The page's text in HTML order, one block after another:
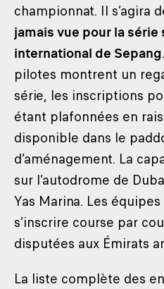
championnat. Il s’agira
jamais vue pour la
international de Sepang
pilotes montrent un
série, les inscriptions
étant plafonnées en
disponible dans le
d’aménagement. La
sur l’autodrome de
Yas Marina. Les
s’inscrire course par
disputées aux Émirats
La liste complète des